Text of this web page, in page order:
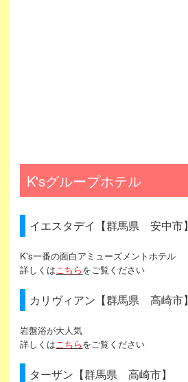
K'sグループホテル
イエスタデイ【群馬県 安中市】
K's一番の面白アミューズメントホテル
詳しくはこちらをご覧ください
カリヴィアン【群馬県 高崎市】
岩盤浴が大人気
詳しくはこちらをご覧ください
ターザン【群馬県 高崎市】